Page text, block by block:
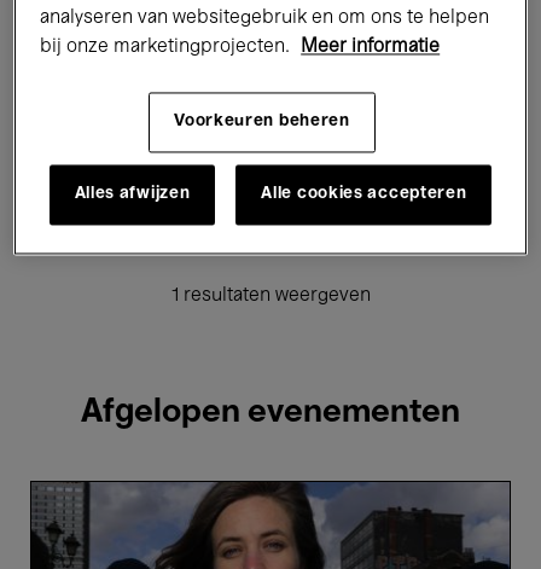
Elektronische Muziek
Voor iedereen Kids’ Palace
Rondleidingen
Hosted Events
1 resultaten weergeven
Afgelopen evenementen
Hélène
Duret
'Synestet'
ft.
analyseren van websitegebruik en om ons te helpen
bij onze marketingprojecten.
Meer informatie
Voorkeuren beheren
Alles afwijzen Alle cookies accepteren